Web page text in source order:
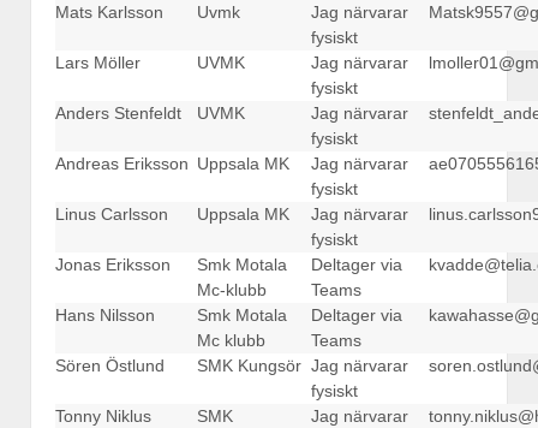
Mats Karlsson Uvmk
Jag närvarar
fysiskt
Lars Möller UVMK
Jag närvarar
fysiskt
Anders Stenfeldt UVMK
Jag närvarar
fysiskt
Andreas Eriksson Uppsala MK
Jag närvarar
fysiskt
Linus Carlsson Uppsala MK
Jag närvarar
fysiskt
Jonas Eriksson
Smk Motala
Mc-klubb
Deltager via
Teams
Hans Nilsson
Smk Motala
Mc klubb
Deltager via
Teams
Sören Östlund SMK Kungsör Jag närvarar
fysiskt
Tonny Niklus
SMK
Jag närvarar